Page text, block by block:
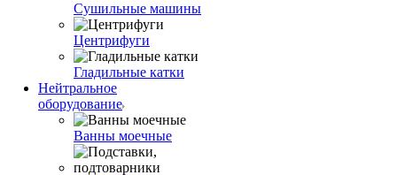
Сушильные машины
Центрифуги
Гладильные катки
Нейтральное
оборудование
Ванны моечные